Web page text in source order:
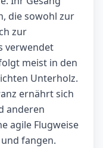
die sowohl zur
zur
verwendet
meist in den
Unterholz.
ernährt sich
anderen
agile Flugweise
fangen.